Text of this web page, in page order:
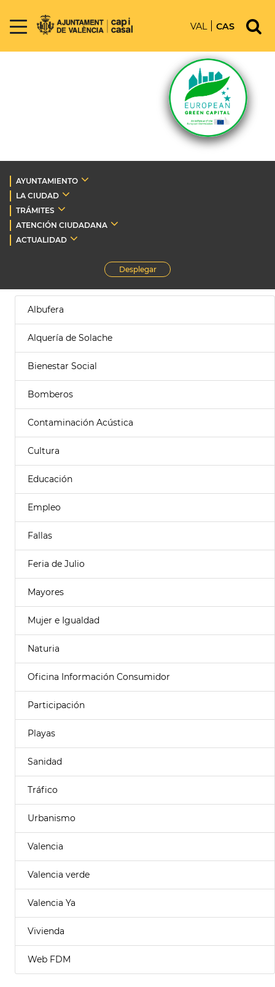
VAL CAS
AYUNTAMIENTO
LA CIUDAD
TRÁMITES
ATENCIÓN CIUDADANA
ACTUALIDAD
Desplegar
Albufera
Alquería de Solache
Bienestar Social
Bomberos
Contaminación Acústica
Cultura
Educación
Empleo
Fallas
Feria de Julio
Mayores
Mujer e Igualdad
Naturia
Oficina Información Consumidor
Participación
Playas
Sanidad
Tráfico
Urbanismo
Valencia
Valencia verde
Valencia Ya
Vivienda
Web FDM